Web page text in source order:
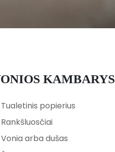
VONIOS KAMBARYS
Tualetinis popierius
Rankšluosčiai
Vonia arba dušas